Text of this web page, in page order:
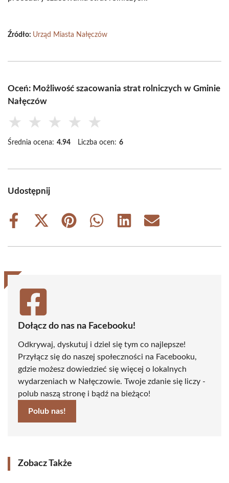
Źródło: Urząd Miasta Nałęczów
Oceń: Możliwość szacowania strat rolniczych w Gminie
Nałęczów
★ ★ ★ ★ ★
Średnia ocena: 4.94 Liczba ocen: 6
Udostępnij
Share
Share
(Twitter)
Share
Share
Share
Share
Dołącz do nas na Facebooku!
Odkrywaj, dyskutuj i dziel się tym co najlepsze!
Przyłącz się do naszej społeczności na Facebooku,
gdzie możesz dowiedzieć się więcej o lokalnych
wydarzeniach w Nałęczowie. Twoje zdanie się liczy -
polub naszą stronę i bądź na bieżąco!
Polub nas!
Zobacz Także